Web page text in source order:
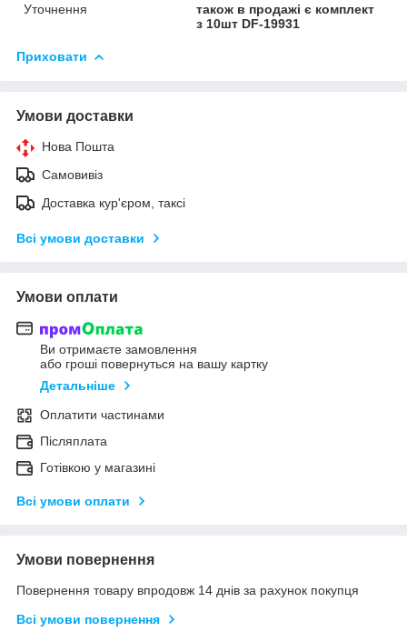
Уточнення
також в продажі є комплект
з 10шт DF-19931
Приховати
Умови доставки
Нова Пошта
Самовивіз
Доставка кур'єром, таксі
Всі умови доставки
Умови оплати
Ви отримаєте замовлення
або гроші повернуться на вашу картку
Детальніше
Оплатити частинами
Післяплата
Готівкою у магазині
Всі умови оплати
Умови повернення
Повернення товару впродовж 14 днів за рахунок покупця
Всі умови повернення